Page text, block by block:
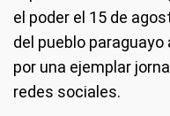
el poder el 15 de
del pueblo
por una ejemplar
redes sociales.